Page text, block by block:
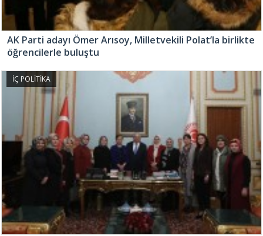
AK Parti adayı Ömer Arısoy, Milletvekili Polat’la birlikte
öğrencilerle buluştu
İÇ POLİTİKA